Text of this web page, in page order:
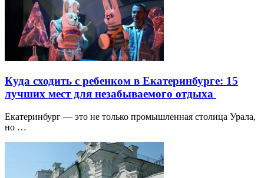
Куда сходить с ребенком в Екатеринбурге: 15
лучших мест для незабываемого отдыха
Екатеринбург — это не только промышленная столица Урала,
но …